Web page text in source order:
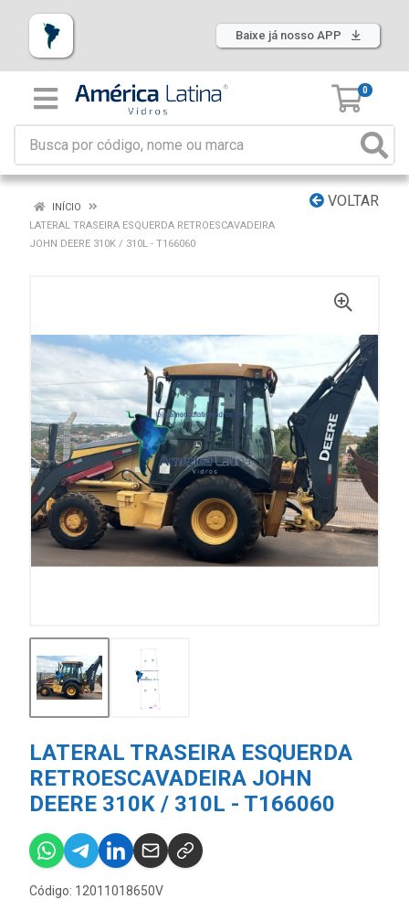
Baixe já nosso APP
0
VOLTAR
INÍCIO
LATERAL TRASEIRA ESQUERDA RETROESCAVADEIRA
JOHN DEERE 310K / 310L - T166060
LATERAL TRASEIRA ESQUERDA
RETROESCAVADEIRA JOHN
DEERE 310K / 310L - T166060
Código: 12011018650V